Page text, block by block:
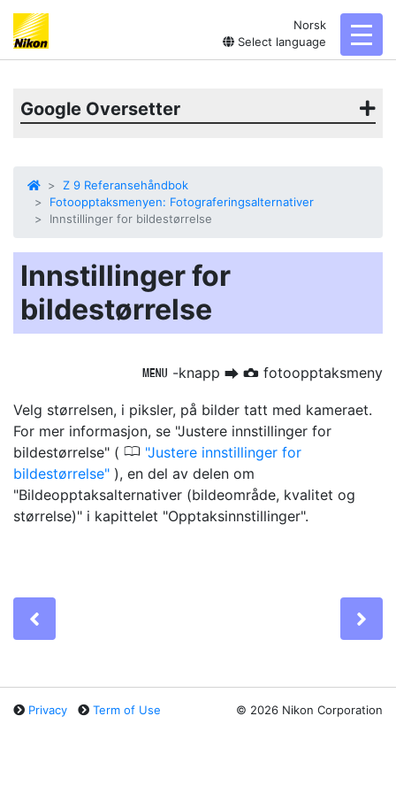
Norsk
Select language
Google Oversetter
Z 9 Referansehåndbok
Fotoopptaksmenyen: Fotograferingsalternativer
Innstillinger for bildestørrelse
Innstillinger for
bildestørrelse
G -knapp U C fotoopptaksmeny
Velg størrelsen, i piksler, på bilder tatt med kameraet.
For mer informasjon, se "Justere innstillinger for
bildestørrelse" ( 0 Justere innstillinger for
bildestørrelse ), en del av delen om
"Bildeopptaksalternativer (bildeområde, kvalitet og
størrelse)" i kapittelet "Opptaksinnstillinger".
Privacy Term of Use © 2026 Nikon Corporation